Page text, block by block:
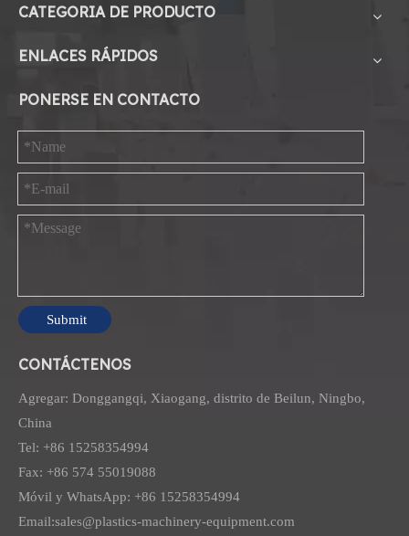
CATEGORIA DE PRODUCTO
ENLACES RÁPIDOS
PONERSE EN CONTACTO
Submit
CONTÁCTENOS
Agregar: Donggangqi, Xiaogang, distrito de Beilun, Ningbo,
China
Tel: +86 15258354994
Fax: +86 574 55019088
Móvil y WhatsApp: +86 15258354994
Email:sales@plastics-machinery-equipment.com